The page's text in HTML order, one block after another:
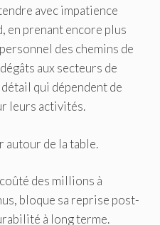
avec impatience
en prenant encore plus
des chemins de
aux secteurs de
qui dépendent de
leurs activités.
autour de la table.
des millions à
bloque sa reprise post-
à long terme.